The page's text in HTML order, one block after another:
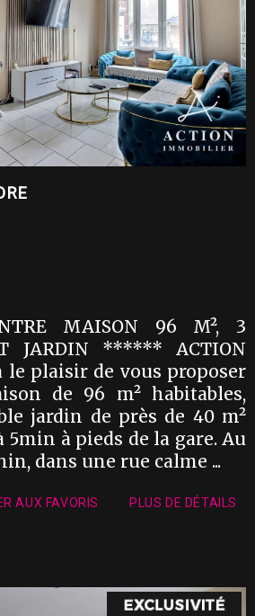
MAISON 96 M², 3
JARDIN ****** ACTION
le plaisir de vous proposer
de 96 m² habitables,
jardin de près de 40 m²
5min à pieds de la gare. Au
dans une rue calme ...
AUX FAVORIS PLUS DE DÉTAILS